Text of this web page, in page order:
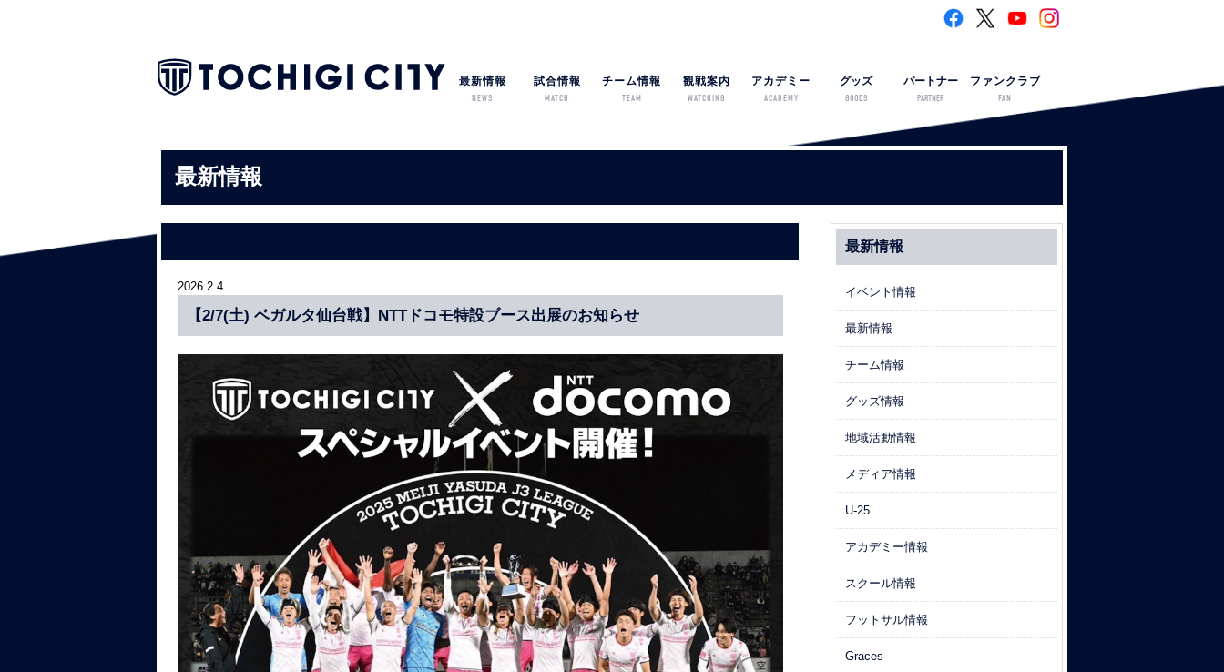
最新情報
NEWS
試合情報
MATCH
チーム情報
TEAM
観戦案内
WATCHING
アカデミー
ACADEMY
グッズ
GOODS
パートナー
PARTNER
ファンクラブ
FAN
最新情報
2026.2.4
【2/7(土) ベガルタ仙台戦】NTTドコモ特設ブース出展のお知らせ
最新情報
イベント情報
最新情報
チーム情報
グッズ情報
地域活動情報
メディア情報
U-25
アカデミー情報
スクール情報
フットサル情報
Graces